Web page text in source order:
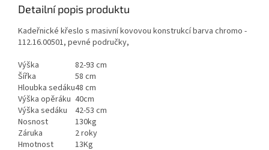
Detailní popis produktu
Kadeřnické křeslo s masivní kovovou konstrukcí barva chromo -
112.16.00501, pevné područky,
Výška
82-93 cm
Šířka
58 cm
Hloubka sedáku48 cm
Výška opěráku 40cm
Výška sedáku
42-53 cm
Nosnost
130kg
Záruka
2 roky
Hmotnost
13Kg